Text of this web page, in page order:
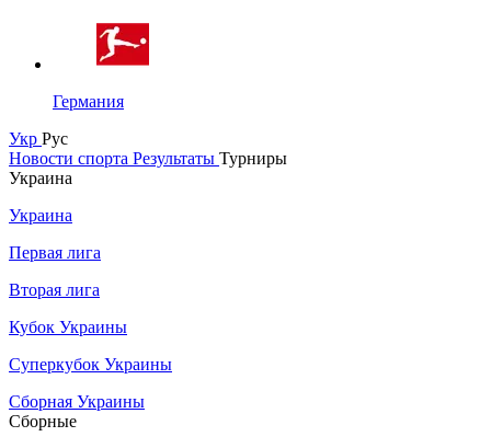
Германия
Укр Рус
Новости спорта Результаты Турниры
Украина
Украина
Первая лига
Вторая лига
Кубок Украины
Суперкубок Украины
Сборная Украины
Сборные